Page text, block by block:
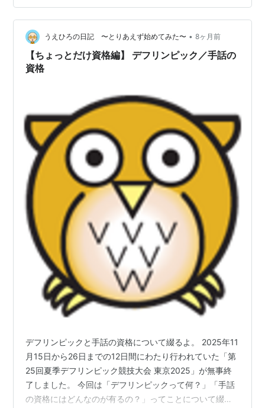
ることばかりでした！！！！ 京都教師塾 会場にデフリン
ピック2025 空手個人で金メダルを取られた「森 健司選
手」が来られていたので、写真を撮らせていただきまし
た。金メダルを持たせてもらいましたが、凄い重厚でし
た 森 健司選手 原田先生の講義を…
うえひろの日記 〜とりあえず始めてみた〜 • 8ヶ月前
【ちょっとだけ資格編】 デフリンピック／手話の
資格
デフリンピックと手話の資格について綴るよ。 2025年11
月15日から26日までの12日間にわたり行われていた「第
25回夏季デフリンピック競技大会 東京2025」が無事終
了しました。 今回は「デフリンピックって何？」「手話
の資格にはどんなのが有るの？」ってことについて綴っ